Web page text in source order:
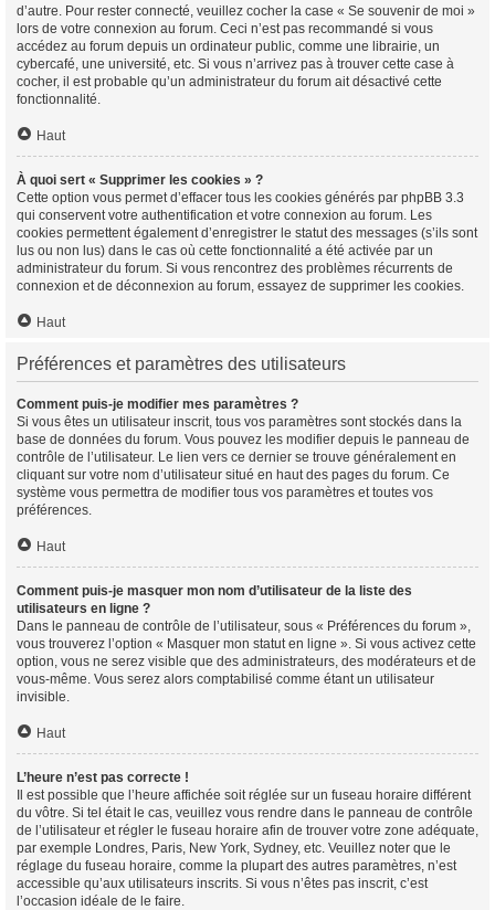
d’autre. Pour rester connecté, veuillez cocher la case « Se souvenir de moi »
lors de votre connexion au forum. Ceci n’est pas recommandé si vous
accédez au forum depuis un ordinateur public, comme une librairie, un
cybercafé, une université, etc. Si vous n’arrivez pas à trouver cette case à
cocher, il est probable qu’un administrateur du forum ait désactivé cette
fonctionnalité.
Haut
À quoi sert « Supprimer les cookies » ?
Cette option vous permet d’effacer tous les cookies générés par phpBB 3.3
qui conservent votre authentification et votre connexion au forum. Les
cookies permettent également d’enregistrer le statut des messages (s’ils sont
lus ou non lus) dans le cas où cette fonctionnalité a été activée par un
administrateur du forum. Si vous rencontrez des problèmes récurrents de
connexion et de déconnexion au forum, essayez de supprimer les cookies.
Haut
Préférences et paramètres des utilisateurs
Comment puis-je modifier mes paramètres ?
Si vous êtes un utilisateur inscrit, tous vos paramètres sont stockés dans la
base de données du forum. Vous pouvez les modifier depuis le panneau de
contrôle de l’utilisateur. Le lien vers ce dernier se trouve généralement en
cliquant sur votre nom d’utilisateur situé en haut des pages du forum. Ce
système vous permettra de modifier tous vos paramètres et toutes vos
préférences.
Haut
Comment puis-je masquer mon nom d’utilisateur de la liste des
utilisateurs en ligne ?
Dans le panneau de contrôle de l’utilisateur, sous « Préférences du forum »,
vous trouverez l’option « Masquer mon statut en ligne ». Si vous activez cette
option, vous ne serez visible que des administrateurs, des modérateurs et de
vous-même. Vous serez alors comptabilisé comme étant un utilisateur
invisible.
Haut
L’heure n’est pas correcte !
Il est possible que l’heure affichée soit réglée sur un fuseau horaire différent
du vôtre. Si tel était le cas, veuillez vous rendre dans le panneau de contrôle
de l’utilisateur et régler le fuseau horaire afin de trouver votre zone adéquate,
par exemple Londres, Paris, New York, Sydney, etc. Veuillez noter que le
réglage du fuseau horaire, comme la plupart des autres paramètres, n’est
accessible qu’aux utilisateurs inscrits. Si vous n’êtes pas inscrit, c’est
l’occasion idéale de le faire.